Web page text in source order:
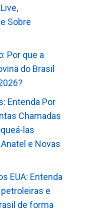
Sobre
Por que a
do Brasil
Entenda Por
Chamadas
las
e Novas
EUA: Entenda
e
de forma